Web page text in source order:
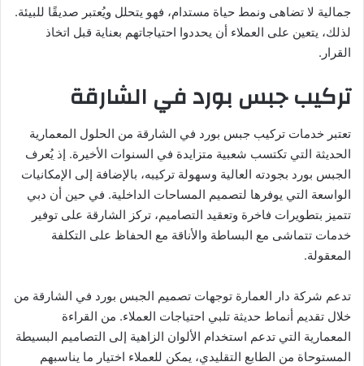
جمالية لا تضاهى ونمط حياة مستدام، فهو يتحلل ويُعتبر صديقًا للبيئة.
لذلك، يتعين على العملاء أن يحددوا احتياجاتهم بعناية قبل اتخاذ
القرار.
تركيب جبس بورد في الشارقة
تعتبر خدمات تركيب جبس بورد في الشارقة من الحلول المعمارية
الحديثة التي تكتسب شعبية متزايدة في السنوات الأخيرة. إذ يُعرف
الجبس بورد بجودته العالية وسهولة تركيبه، بالإضافة إلى الإمكانيات
الواسعة التي يوفرها لتصميم المساحات الداخلية. في حين أن دبي
تتميز بتطويرات فاخرة وتعقيد التصاميم، تركز الشارقة على توفير
خدمات تتماشى مع البساطة والأناقة مع الحفاظ على التكلفة
المعقولة.
تدعم شركة دار العمارة توجهات تصميم الجبس بورد في الشارقة من
خلال تقديم أنماط حديثة تلبي احتياجات العملاء. من القراءة
المعمارية التي تدعم استخدام الألوان الزاهية إلى التصاميم البسيطة
المستوحاة من الطابع التقليدي، يمكن للعملاء اختيار ما يناسبهم